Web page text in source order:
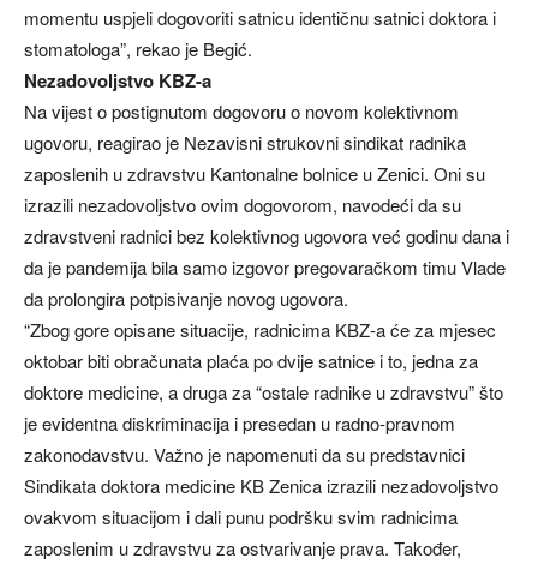
momentu uspjeli dogovoriti satnicu identičnu satnici doktora i
stomatologa”, rekao je Begić.
Nezadovoljstvo KBZ-a
Na vijest o postignutom dogovoru o novom kolektivnom
ugovoru, reagirao je Nezavisni strukovni sindikat radnika
zaposlenih u zdravstvu Kantonalne bolnice u Zenici. Oni su
izrazili nezadovoljstvo ovim dogovorom, navodeći da su
zdravstveni radnici bez kolektivnog ugovora već godinu dana i
da je pandemija bila samo izgovor pregovaračkom timu Vlade
da prolongira potpisivanje novog ugovora.
“Zbog gore opisane situacije, radnicima KBZ-a će za mjesec
oktobar biti obračunata plaća po dvije satnice i to, jedna za
doktore medicine, a druga za “ostale radnike u zdravstvu” što
je evidentna diskriminacija i presedan u radno-pravnom
zakonodavstvu. Važno je napomenuti da su predstavnici
Sindikata doktora medicine KB Zenica izrazili nezadovoljstvo
ovakvom situacijom i dali punu podršku svim radnicima
zaposlenim u zdravstvu za ostvarivanje prava. Također,